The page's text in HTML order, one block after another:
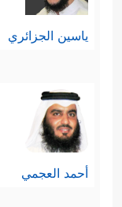
ياسين الجزائري
أحمد العجمي